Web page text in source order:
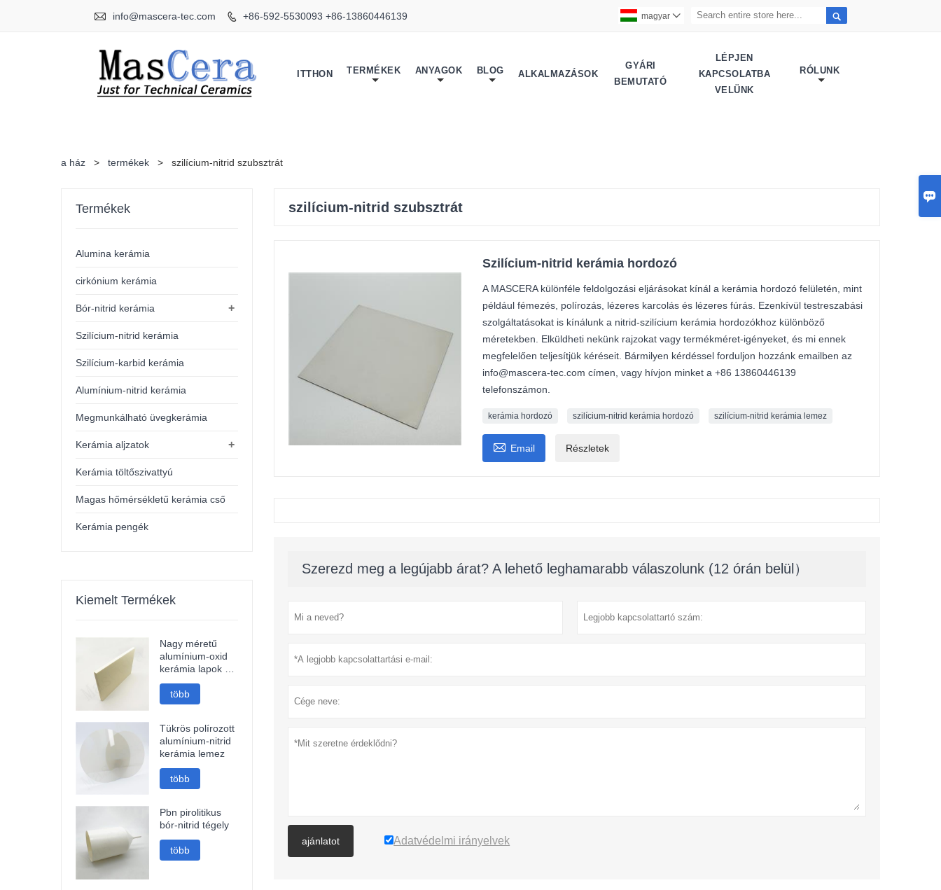

 info@mascera-tec.com  +86-592-5530093 +86-13860446139 
magyar 
ITTHON TERMÉKEK ANYAGOK BLOG ALKALMAZÁSOK
GYÁRI
BEMUTATÓ
LÉPJEN
KAPCSOLATBA
VELÜNK
RÓLUNK
a ház > termékek > szilícium-nitrid szubsztrát
szilícium-nitrid szubsztrát
Szilícium-nitrid kerámia hordozó
A MASCERA különféle feldolgozási eljárásokat kínál a kerámia hordozó felületén, mint
például fémezés, polírozás, lézeres karcolás és lézeres fúrás. Ezenkívül testreszabási
szolgáltatásokat is kínálunk a nitrid-szilícium kerámia hordozókhoz különböző
méretekben. Elküldheti nekünk rajzokat vagy termékméret-igényeket, és mi ennek
megfelelően teljesítjük kéréseit. Bármilyen kérdéssel forduljon hozzánk emailben az
info@mascera-tec.com címen, vagy hívjon minket a +86 13860446139
telefonszámon.
kerámia hordozó szilícium-nitrid kerámia hordozó szilícium-nitrid kerámia lemez
 Email Részletek
Szerezd meg a legújabb árat? A lehető leghamarabb válaszolunk (12 órán belül）
ajánlatot Adatvédelmi irányelvek
Termékek
Alumina kerámia
cirkónium kerámia
+
Bór-nitrid kerámia
Szilícium-nitrid kerámia
Szilícium-karbid kerámia
Alumínium-nitrid kerámia
Megmunkálható üvegkerámia
+
Kerámia aljzatok
Kerámia töltőszivattyú
Magas hőmérsékletű kerámia cső
Kerámia pengék
Kiemelt Termékek
Nagy méretű
alumínium-oxid
kerámia lapok és
kerámia tárcsák
több
Tükrös polírozott
alumínium-nitrid
kerámia lemez
több
Pbn pirolitikus
bór-nitrid tégely
több